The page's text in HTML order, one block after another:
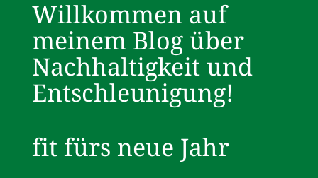
Willkommen auf
meinem Blog über
Nachhaltigkeit und
Entschleunigung!
fit fürs neue Jahr